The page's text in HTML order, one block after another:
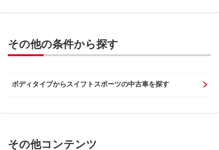
その他の条件から探す
ボディタイプからスイフトスポーツの中古車を探す
その他コンテンツ